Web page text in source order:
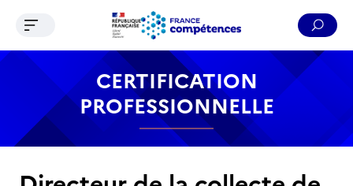
Contenu Recherche Menu Pied de page
Ouvrir le menu de navigation
CERTIFICATION
PROFESSIONNELLE